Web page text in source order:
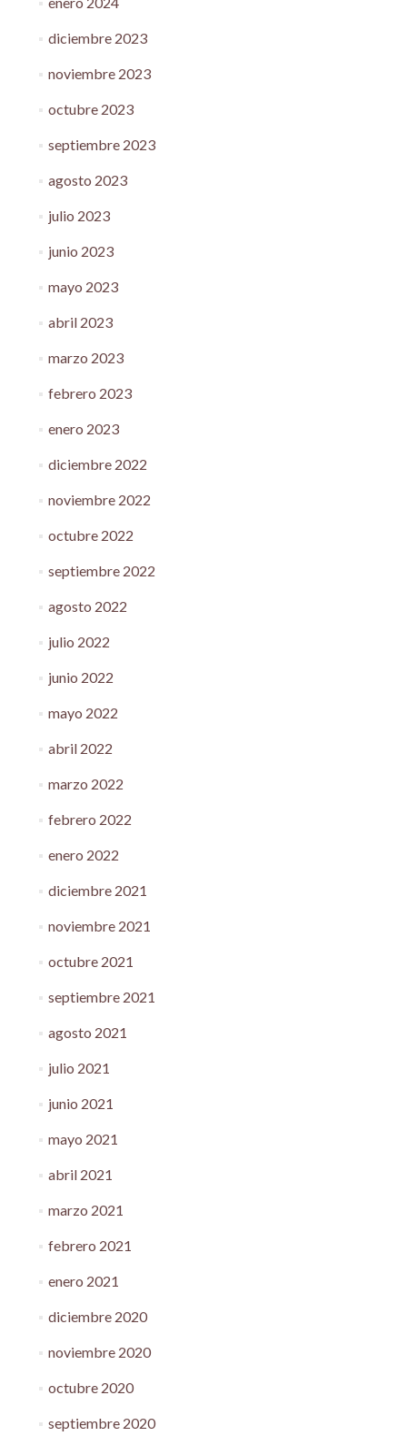
diciembre 2023
noviembre 2023
octubre 2023
septiembre 2023
agosto 2023
julio 2023
junio 2023
mayo 2023
abril 2023
marzo 2023
febrero 2023
enero 2023
diciembre 2022
noviembre 2022
octubre 2022
septiembre 2022
agosto 2022
julio 2022
junio 2022
mayo 2022
abril 2022
marzo 2022
febrero 2022
enero 2022
diciembre 2021
noviembre 2021
octubre 2021
septiembre 2021
agosto 2021
julio 2021
junio 2021
mayo 2021
abril 2021
marzo 2021
febrero 2021
enero 2021
diciembre 2020
noviembre 2020
octubre 2020
septiembre 2020